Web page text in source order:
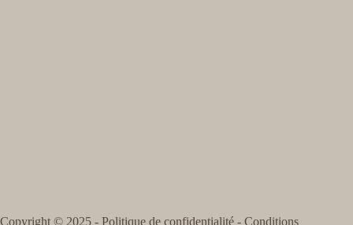
Copyright © 2025 - Politique de confidentialité - Conditions